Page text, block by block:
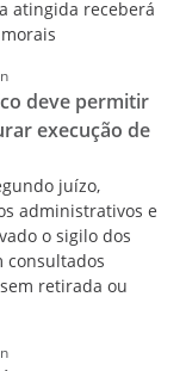
atingida receberá
deve permitir
execução de
juízo,
administrativos e
o sigilo dos
consultados
retirada ou